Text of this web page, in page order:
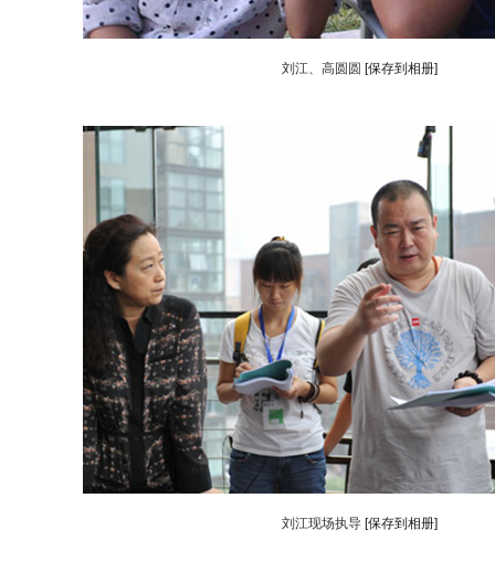
刘江、高圆圆 [保存到相册]
刘江现场执导 [保存到相册]